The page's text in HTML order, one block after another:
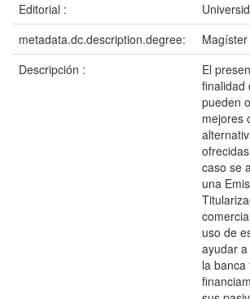
Editorial :
metadata.dc.description.degree:
Descripción :
El
finalidad
pueden
mejores
caso se
una
uso de
ayudar
la